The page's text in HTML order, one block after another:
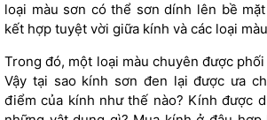
loại màu sơn có thể sơn dính lên bề
kết hợp tuyệt vời giữa kính và các loại
Trong đó, một loại màu chuyên được
Vậy tại sao kính sơn đen lại được ưa
điểm của kính như thế nào? Kính được